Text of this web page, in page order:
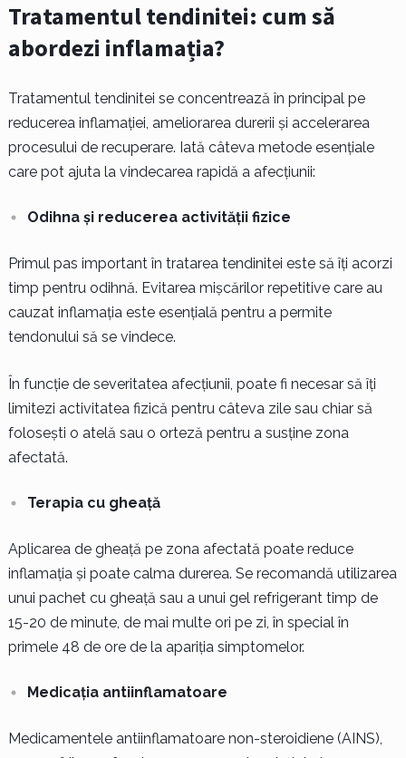
Tratamentul tendinitei: cum să
abordezi inflamația?
Tratamentul tendinitei se concentrează în principal pe
reducerea inflamației, ameliorarea durerii și accelerarea
procesului de recuperare. Iată câteva metode esențiale
care pot ajuta la vindecarea rapidă a afecțiunii:
Odihna și reducerea activității fizice
Primul pas important în tratarea tendinitei este să îți acorzi
timp pentru odihnă. Evitarea mișcărilor repetitive care au
cauzat inflamația este esențială pentru a permite
tendonului să se vindece.
În funcție de severitatea afecțiunii, poate fi necesar să îți
limitezi activitatea fizică pentru câteva zile sau chiar să
folosești o atelă sau o orteză pentru a susține zona
afectată.
Terapia cu gheață
Aplicarea de gheață pe zona afectată poate reduce
inflamația și poate calma durerea. Se recomandă utilizarea
unui pachet cu gheață sau a unui gel refrigerant timp de
15-20 de minute, de mai multe ori pe zi, în special în
primele 48 de ore de la apariția simptomelor.
Medicația antiinflamatoare
Medicamentele antiinflamatoare non-steroidiene (AINS),